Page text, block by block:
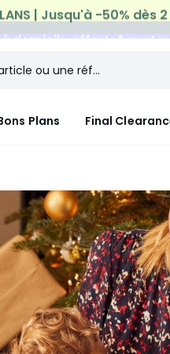
domicile offerte*sur
Plans Final